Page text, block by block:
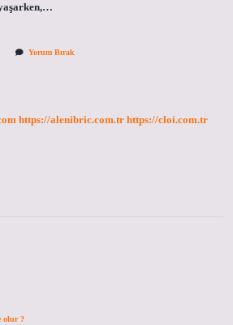
Yorum Bırak
https://alenibric.com.tr https://cloi.com.tr
olur ?